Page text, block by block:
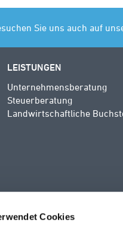
Cookies
Sie uns auch auf
LEISTUNGEN
Unternehmensberatung
Steuerberatung
Landwirtschaftliche